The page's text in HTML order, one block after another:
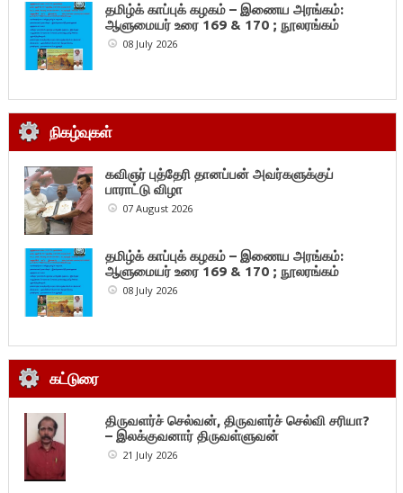
தமிழ்க் காப்புக் கழகம் – இணைய அரங்கம்:
ஆளுமையர் உரை 169 & 170 ; நூலரங்கம்
08 July 2026
நிகழ்வுகள்
கவிஞர் புத்தேரி தானப்பன் அவர்களுக்குப்
பாராட்டு விழா
07 August 2026
தமிழ்க் காப்புக் கழகம் – இணைய அரங்கம்:
ஆளுமையர் உரை 169 & 170 ; நூலரங்கம்
08 July 2026
கட்டுரை
திருவளர்ச் செல்வன், திருவளர்ச் செல்வி சரியா?
– இலக்குவனார் திருவள்ளுவன்
21 July 2026